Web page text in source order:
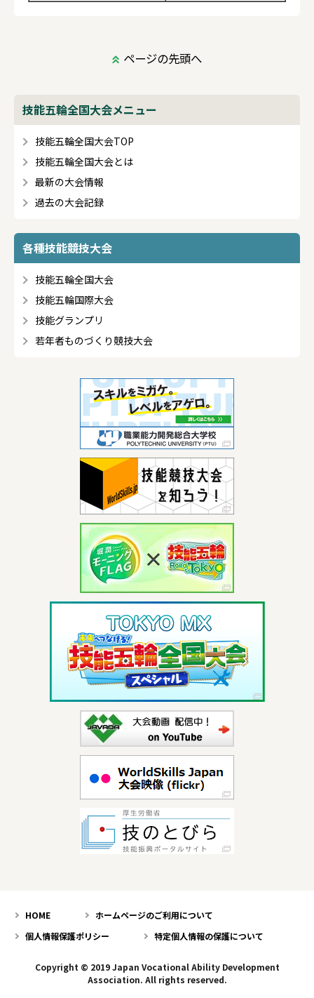
ページの先頭へ
技能五輪全国大会メニュー
技能五輪全国大会TOP
技能五輪全国大会とは
最新の大会情報
過去の大会記録
各種技能競技大会
技能五輪全国大会
技能五輪国際大会
技能グランプリ
若年者ものづくり競技大会
HOME
ホームページのご利用について
個人情報保護ポリシー
特定個人情報の保護について
Copyright © 2019 Japan Vocational Ability Development
Association. All rights reserved.